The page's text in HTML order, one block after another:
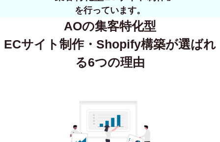
を行っています。
AOの集客特化型
ECサイト制作・Shopify構築が選ばれ
る6つの理由